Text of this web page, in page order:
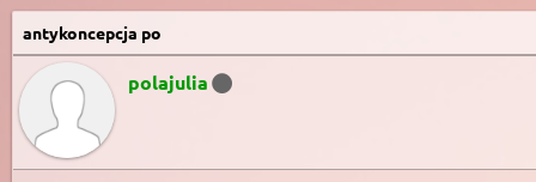
antykoncepcja po
polajulia